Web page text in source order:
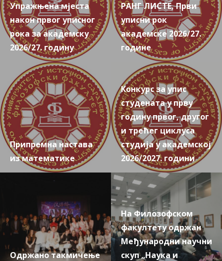
Упражњена мјеста
након првог уписног
рока за академску
2026/27. годину
РАНГ ЛИСТE, Први
уписни рок
академске 2026/27.
године
Припремна настава
из математике
Конкурс за упис
студената у прву
годину првог, другог
и трећег циклуса
студија у академској
2026/2027. години
Одржано такмичење
На Филозофском
факултету одржан
Mеђународни научни
скуп „Наука и